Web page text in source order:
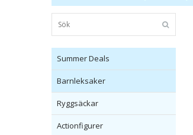
Summer Deals
Barnleksaker
Ryggsäckar
Actionfigurer